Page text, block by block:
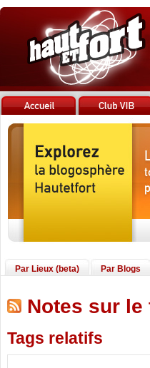
Par Lieux (beta) Par Blogs
Notes sur le
Tags relatifs